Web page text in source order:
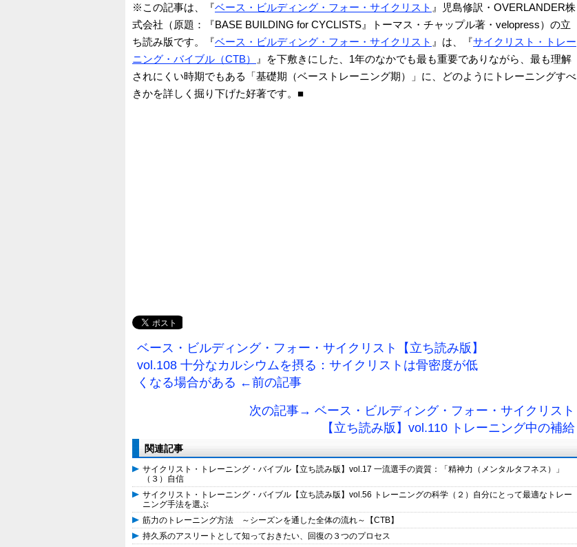
※この記事は、『ベース・ビルディング・フォー・サイクリスト 』児島修訳・OVERLANDER株
式会社（原題：『BASE BUILDING for CYCLISTS』トーマス・チャップル著・velopress）の立
ち読み版です。『ベース・ビルディング・フォー・サイクリスト 』は、『サイクリスト・トレー
ニング・バイブル（CTB）
』を下敷きにした、1年のなかでも最も重要でありながら、最も理解
されにくい時期でもある「基礎期（ベーストレーニング期）」に、どのようにトレーニングすべ
きかを詳しく掘り下げた好著です。■
ベース・ビルディング・フォー・サイクリスト【立ち読み版】
vol.108 十分なカルシウムを摂る：サイクリストは骨密度が低
くなる場合がある ←前の記事
次の記事→ ベース・ビルディング・フォー・サイクリスト
【立ち読み版】vol.110 トレーニング中の補給
関連記事
サイクリスト・トレーニング・バイブル【立ち読み版】vol.17 一流選手の資質：「精神力（メンタルタフネス）」
（３）自信
サイクリスト・トレーニング・バイブル【立ち読み版】vol.56 トレーニングの科学（２）自分にとって最適なトレー
ニング手法を選ぶ
筋力のトレーニング方法 ～シーズンを通した全体の流れ～【CTB】
持久系のアスリートとして知っておきたい、回復の３つのプロセス